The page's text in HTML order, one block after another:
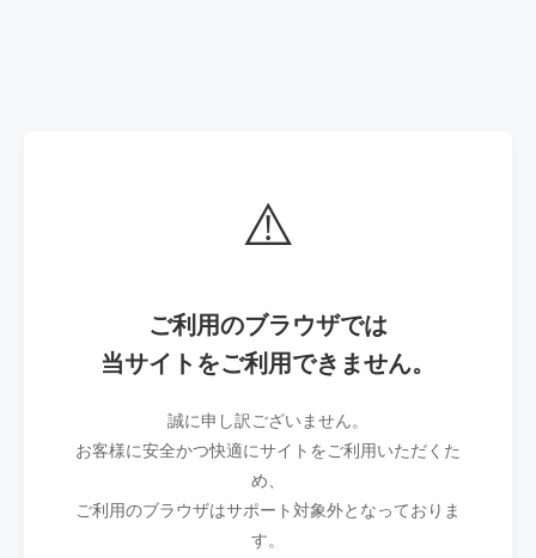
⚠️
ご利用のブラウザでは
当サイトをご利用できません。
誠に申し訳ございません。
お客様に安全かつ快適にサイトをご利用いただくた
め、
ご利用のブラウザはサポート対象外となっておりま
す。